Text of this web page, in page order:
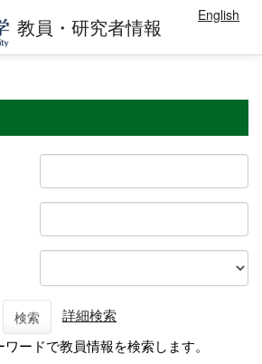
教員・研究者情報 English
検索
詳細検索
ードで教員情報を検索します。